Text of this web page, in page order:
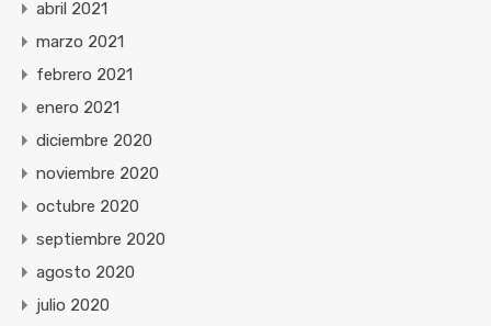
abril 2021
marzo 2021
febrero 2021
enero 2021
diciembre 2020
noviembre 2020
octubre 2020
septiembre 2020
agosto 2020
julio 2020